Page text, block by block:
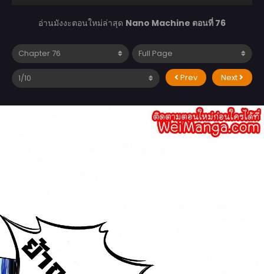
อ่านมังงะตอนใหม่ล่าสุด Nano Machine ตอนที่ 76
Prev Next